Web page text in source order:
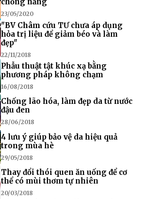
chống nắng
23/05/2020
"BV Châm cứu TƯ chưa áp dụng
hỏa trị liệu để giảm béo và làm
đẹp"
22/11/2018
Phẫu thuật tật khúc xạ bằng
phương pháp không chạm
16/08/2018
Chống lão hóa, làm đẹp da từ nước
đậu đen
28/06/2018
4 lưu ý giúp bảo vệ da hiệu quả
trong mùa hè
29/05/2018
Thay đổi thói quen ăn uống để cơ
thể có mùi thơm tự nhiên
20/03/2018